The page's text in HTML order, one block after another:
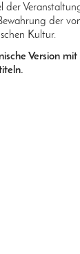
der
der
Kultur.
Version mit